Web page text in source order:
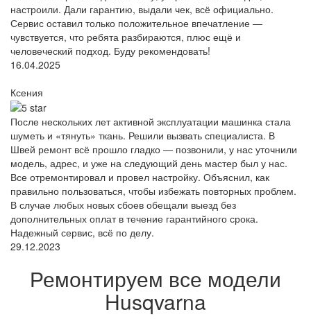
настроили. Дали гарантию, выдали чек, всё официально.
Сервис оставил только положительное впечатление —
чувствуется, что ребята разбираются, плюс ещё и
человеческий подход. Буду рекомендовать!
16.04.2025
Ксения
После нескольких лет активной эксплуатации машинка стала
шуметь и «тянуть» ткань. Решили вызвать специалиста. В
Швей ремонт всё прошло гладко — позвонили, у нас уточнили
модель, адрес, и уже на следующий день мастер был у нас.
Все отремонтировал и провел настройку. Объяснил, как
правильно пользоваться, чтобы избежать повторных проблем.
В случае любых новых сбоев обещали выезд без
дополнительных оплат в течение гарантийного срока.
Надежный сервис, всё по делу.
29.12.2023
Ремонтируем все модели
Husqvarna